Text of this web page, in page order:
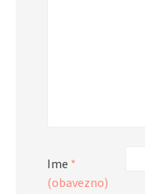
Ime *
(obavezno)